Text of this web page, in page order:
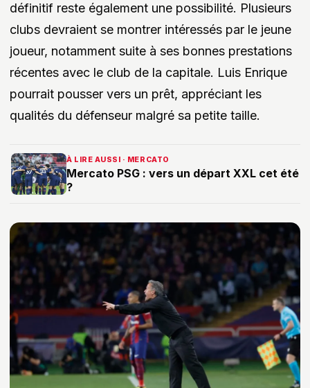
définitif reste également une possibilité. Plusieurs
clubs devraient se montrer intéressés par le jeune
joueur, notamment suite à ses bonnes prestations
récentes avec le club de la capitale. Luis Enrique
pourrait pousser vers un prêt, appréciant les
qualités du défenseur malgré sa petite taille.
À LIRE AUSSI · MERCATO
Mercato PSG : vers un départ XXL cet été
?